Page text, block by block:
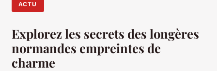
ACTU
Explorez les secrets des longères
normandes empreintes de
charme